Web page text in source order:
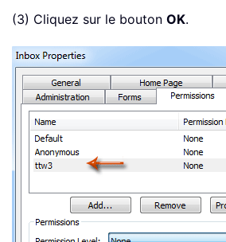
(3) Cliquez sur le bouton OK.